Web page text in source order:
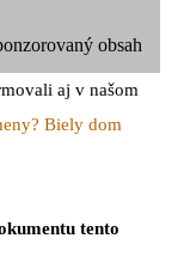
obsah
aj v našom
Biely dom
tento